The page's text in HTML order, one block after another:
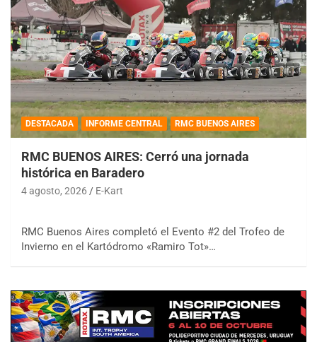
DESTACADA INFORME CENTRAL RMC BUENOS AIRES
RMC BUENOS AIRES: Cerró una jornada
histórica en Baradero
4 agosto, 2026 E-Kart
RMC Buenos Aires completó el Evento #2 del Trofeo de
Invierno en el Kartódromo «Ramiro Tot»…